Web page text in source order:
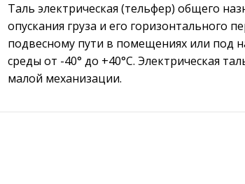
Таль электрическая (тельфер) общего
опускания груза и его горизонтального
подвесному пути в помещениях или под
среды от -40° до +40°С. Электрическая
малой механизации.